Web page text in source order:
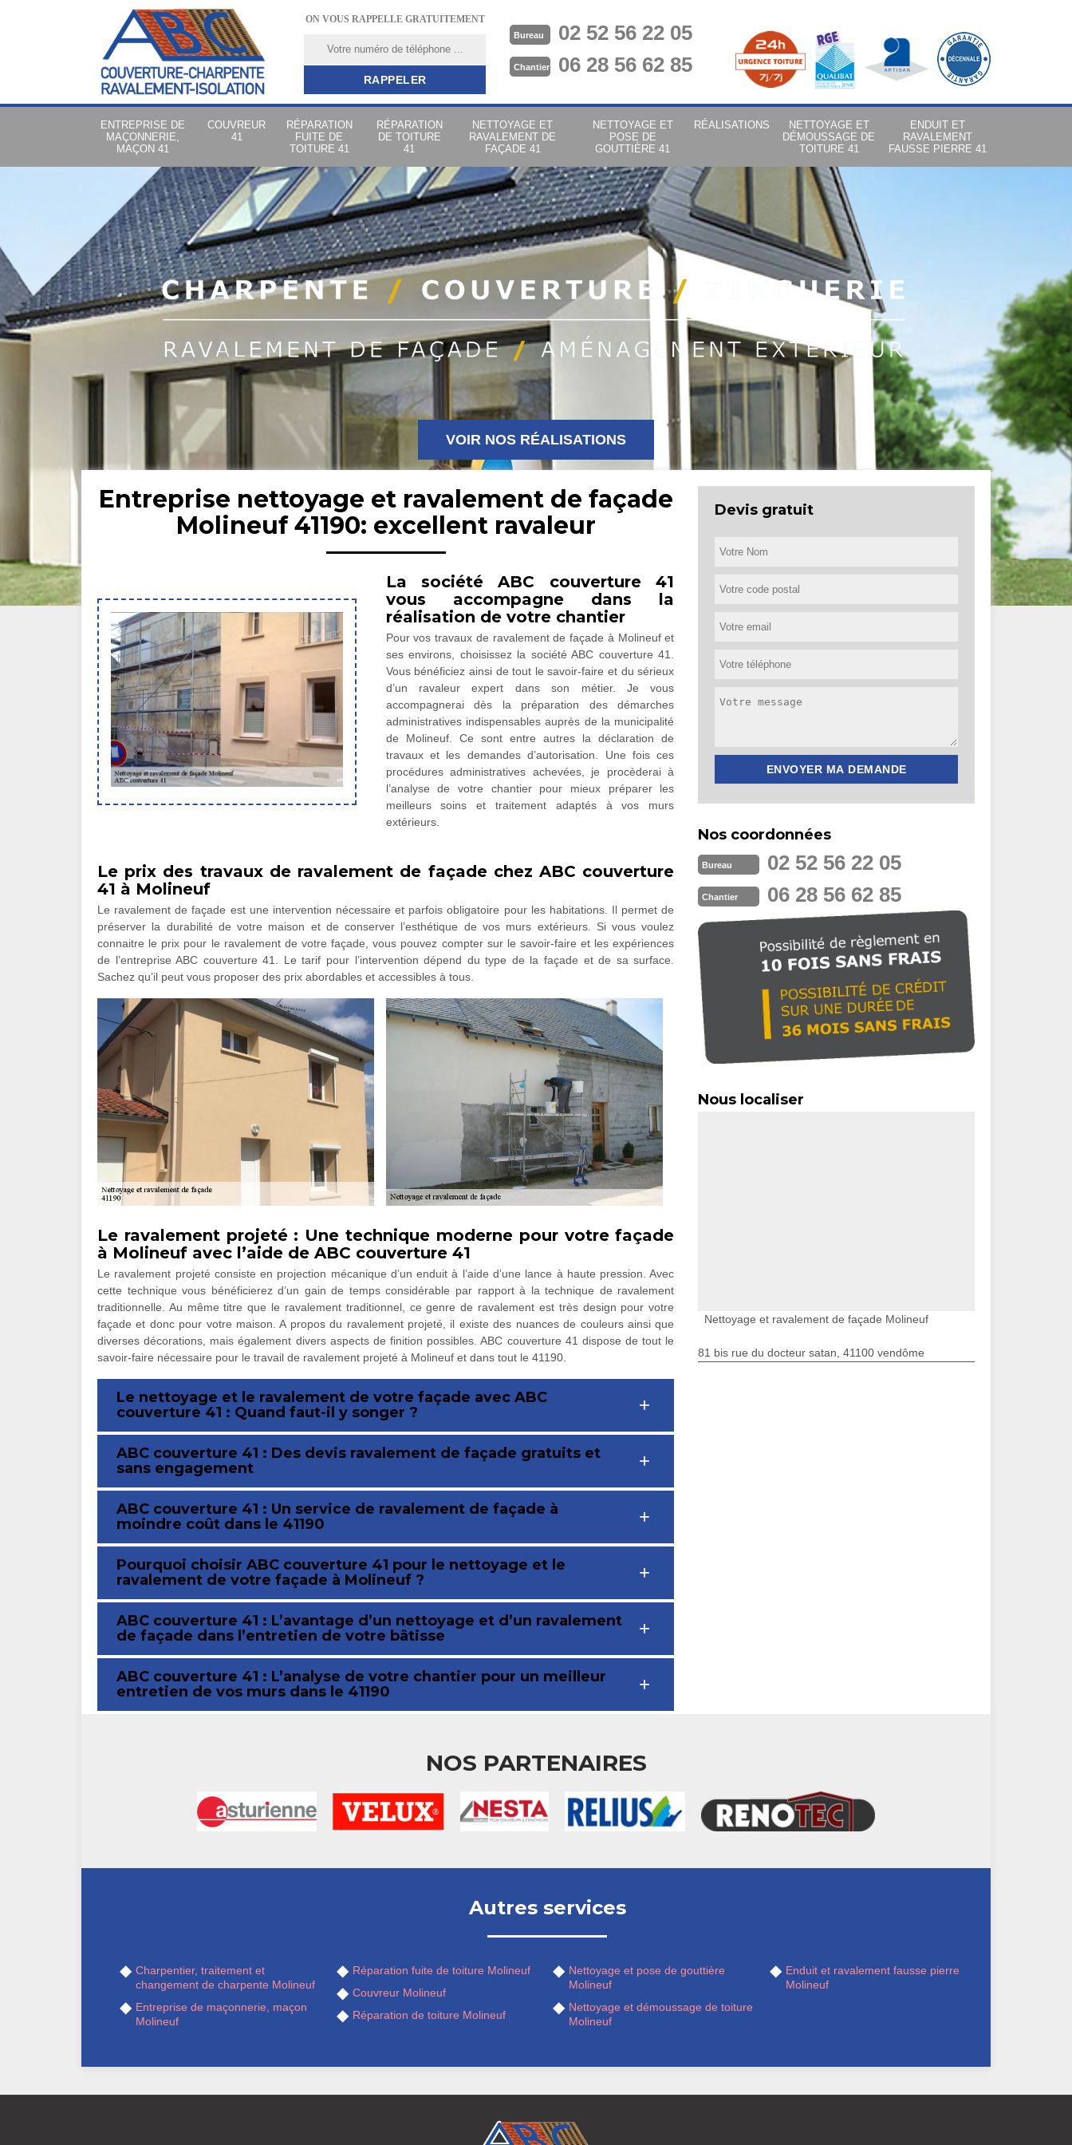
ON VOUS RAPPELLE GRATUITEMENT
Bureau 02 52 56 22 05
Chantier 06 28 56 62 85
ENTREPRISE DE
MAÇONNERIE,
MAÇON 41
COUVREUR
41
RÉPARATION
FUITE DE
TOITURE 41
RÉPARATION
DE TOITURE
41
NETTOYAGE ET
RAVALEMENT DE
FAÇADE 41
NETTOYAGE ET
POSE DE
GOUTTIÈRE 41
RÉALISATIONS
NETTOYAGE ET
DÉMOUSSAGE DE
TOITURE 41
ENDUIT ET
RAVALEMENT
FAUSSE PIERRE 41
VOIR NOS RÉALISATIONS
Entreprise nettoyage et ravalement de façade
Molineuf 41190: excellent ravaleur
La société ABC couverture 41
vous accompagne dans la
réalisation de votre chantier
Pour vos travaux de ravalement de façade à Molineuf et
ses environs, choisissez la société ABC couverture 41.
Vous bénéficiez ainsi de tout le savoir-faire et du sérieux
d’un ravaleur expert dans son métier. Je vous
accompagnerai dès la préparation des démarches
administratives indispensables auprès de la municipalité
de Molineuf. Ce sont entre autres la déclaration de
travaux et les demandes d’autorisation. Une fois ces
procédures administratives achevées, je procèderai à
l’analyse de votre chantier pour mieux préparer les
meilleurs soins et traitement adaptés à vos murs
extérieurs.
Le prix des travaux de ravalement de façade chez ABC couverture
41 à Molineuf
Le ravalement de façade est une intervention nécessaire et parfois obligatoire pour les habitations. Il permet de
préserver la durabilité de votre maison et de conserver l’esthétique de vos murs extérieurs. Si vous voulez
connaitre le prix pour le ravalement de votre façade, vous pouvez compter sur le savoir-faire et les expériences
de l’entreprise ABC couverture 41. Le tarif pour l’intervention dépend du type de la façade et de sa surface.
Sachez qu’il peut vous proposer des prix abordables et accessibles à tous.
Le ravalement projeté : Une technique moderne pour votre façade
à Molineuf avec l’aide de ABC couverture 41
Le ravalement projeté consiste en projection mécanique d’un enduit à l’aide d’une lance à haute pression. Avec
cette technique vous bénéficierez d’un gain de temps considérable par rapport à la technique de ravalement
traditionnelle. Au même titre que le ravalement traditionnel, ce genre de ravalement est très design pour votre
façade et donc pour votre maison. A propos du ravalement projeté, il existe des nuances de couleurs ainsi que
diverses décorations, mais également divers aspects de finition possibles. ABC couverture 41 dispose de tout le
savoir-faire nécessaire pour le travail de ravalement projeté à Molineuf et dans tout le 41190.
Le nettoyage et le ravalement de votre façade avec ABC
couverture 41 : Quand faut-il y songer ?
ABC couverture 41 : Des devis ravalement de façade gratuits et
sans engagement
ABC couverture 41 : Un service de ravalement de façade à
moindre coût dans le 41190
Pourquoi choisir ABC couverture 41 pour le nettoyage et le
ravalement de votre façade à Molineuf ?
ABC couverture 41 : L’avantage d’un nettoyage et d’un ravalement
de façade dans l’entretien de votre bâtisse
ABC couverture 41 : L’analyse de votre chantier pour un meilleur
entretien de vos murs dans le 41190
Devis gratuit
Nos coordonnées
Bureau 02 52 56 22 05
Chantier 06 28 56 62 85
Nous localiser
Nettoyage et ravalement de façade Molineuf
81 bis rue du docteur satan, 41100 vendôme
NOS PARTENAIRES
Autres services
Charpentier, traitement et
changement de charpente Molineuf
Entreprise de maçonnerie, maçon
Molineuf
Réparation fuite de toiture Molineuf
Couvreur Molineuf
Réparation de toiture Molineuf
Nettoyage et pose de gouttière
Molineuf
Nettoyage et démoussage de toiture
Molineuf
Enduit et ravalement fausse pierre
Molineuf